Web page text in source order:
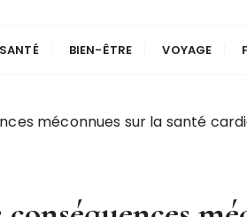
SANTÉ BIEN-ÊTRE VOYAGE
méconnues sur la santé